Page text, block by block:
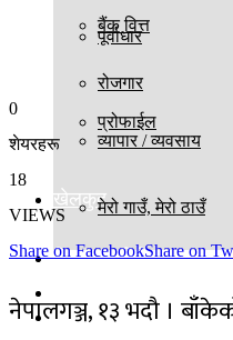
बैंक वित्त
रोजगार
व्यापार / व्यवसाय
खेलकुद
विज्ञान प्रविधि
मनोरञ्जन
पूर्वाधार
प्रोफाईल
मेरो गाउँ, मेरो ठाउँ
0
शेयरहरू
18
VIEWS
Share on FacebookShare on
नेपालगञ्ज, १३ भदौ ।